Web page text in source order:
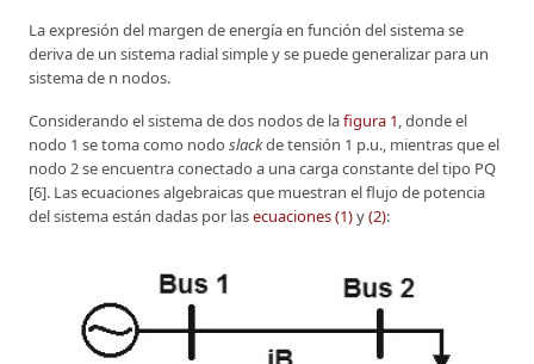
La expresión del margen de energía en función del sistema se
deriva de un sistema radial simple y se puede generalizar para un
sistema de n nodos.
Considerando el sistema de dos nodos de lafigura 1, donde el
nodo 1 se toma como nodo slackde tensión 1 p.u., mientras que el
nodo 2 se encuentra conectado a una carga constante del tipo PQ
[6]. Las ecuaciones algebraicas que muestran el flujo de potencia
del sistema están dadas por lasecuaciones (1)y(2):